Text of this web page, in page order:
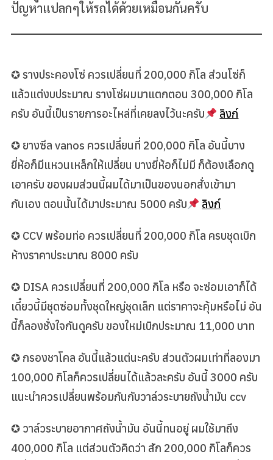
ปัญหาแปลกๆให้รถได้ด้วยเหมือนกันครับ
✪ รางประคองโซ่ ควรเปลี่ยนที่ 200,000 กิโล ส่วนโซ่ก็
แล้วแต่งบประมาณ รางโซ่ผมมาแตกตอน 300,000 กิโล
ครับ อันนี้เป็นรายการอะไหล่ที่เคยลงไว้นะครับ
ลิงก์
✪ ยางซีล vanos ควรเปลี่ยนที่ 200,000 กิโล อันนี้บาง
ยี่ห้อก็มีแหวนเหล็กให้เปลี่ยน บางยี่ห้อก็ไม่มี ก็ต้องเลือกดู
เอาครับ ของผมส่วนนี้ผมได้มาเป็นของนอกสั่งเข้ามา
กันเอง ตอนนั้นได้มาประมาณ 5000 ครับ
ลิงก์
✪ CCV พร้อมท่อ ควรเปลี่ยนที่ 200,000 กิโล ครบชุดเบิก
ห้างราคาประมาณ 8000 ครับ
✪ DISA ควรเปลี่ยนที่ 200,000 กิโล หรือ จะซ่อมเอาก็ได้
เดี๋ยวนี้มีชุดซ่อมทั้งชุดใหญ่ชุดเล็ก แต่ราคาจะคุ้มหรือไม่ อัน
นี้ก็ลองชั่งใจกันดูครับ ของใหม่เบิกประมาณ 11,000 บาท
✪ กรองชาโคล อันนี้แล้วแต่นะครับ ส่วนตัวผมเท่าที่ลองมา
100,000 กิโลก็ควรเปลี่ยนได้แล้วละครับ อันนี้ 3000 ครับ
แนะนำควรเปลี่ยนพร้อมกันกับวาล์วระบายถังน้ำมัน ccv
✪ วาล์วระบายอากาศถังน้ำมัน อันนี้ทนอยู่ ผมใช้มาถึง
400,000 กิโล แต่ส่วนตัวคิดว่า สัก 200,000 กิโลก็ควร